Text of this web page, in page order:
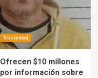
Sociedad
Ofrecen $10 millones
por información sobre